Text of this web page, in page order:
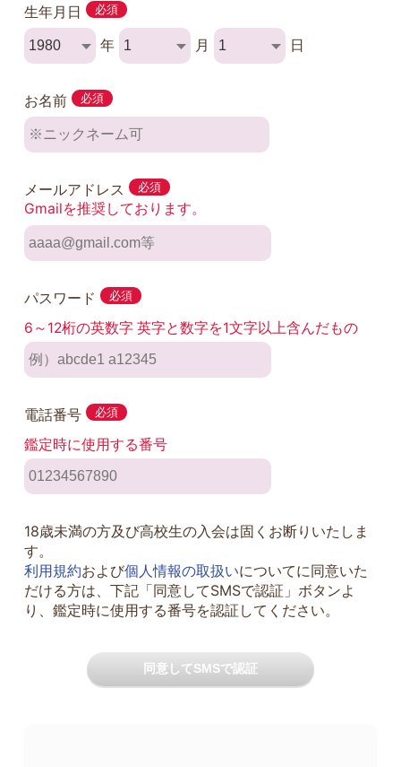
生年月日 必須
年 月 日
お名前 必須
メールアドレス 必須
Gmailを推奨しております。
パスワード 必須
6～12桁の英数字 英字と数字を1文字以上含んだもの
電話番号 必須
鑑定時に使用する番号
18歳未満の方及び高校生の入会は固くお断りいたしま
す。
利用規約および個人情報の取扱いについてに同意いた
だける方は、下記「同意してSMSで認証」ボタンよ
り、鑑定時に使用する番号を認証してください。
同意してSMSで認証